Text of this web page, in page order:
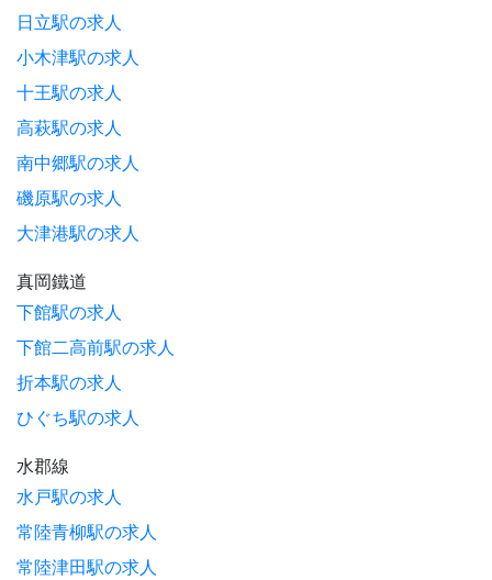
日立駅の求人
小木津駅の求人
十王駅の求人
高萩駅の求人
南中郷駅の求人
磯原駅の求人
大津港駅の求人
真岡鐵道
下館駅の求人
下館二高前駅の求人
折本駅の求人
ひぐち駅の求人
水郡線
水戸駅の求人
常陸青柳駅の求人
常陸津田駅の求人